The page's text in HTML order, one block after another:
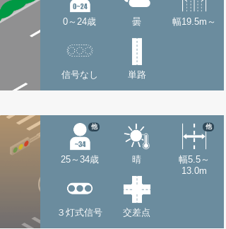
0～24歳 曇 幅19.5m～
信号なし 単路
25～34歳
他
晴
幅5.5～
13.0m
他
３灯式信号 交差点